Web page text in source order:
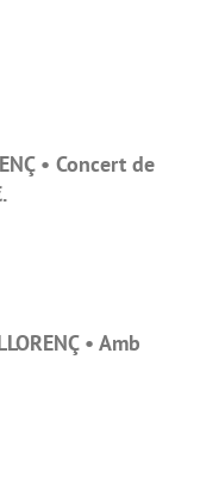
• Concert de
• Amb